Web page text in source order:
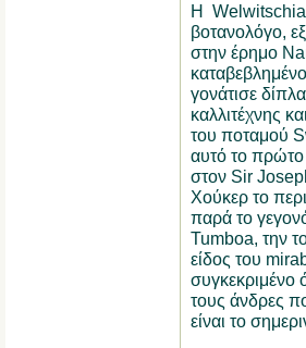
Η Welwitschia
βοτανολόγο,
στην έρημο
γονάτισε
καλλιτέχνης
του ποταμού
αυτό το πρώτο
στον Sir
Χούκερ το
παρά το
Tumboa, την
είδος του
συγκεκριμένο
τους άνδρες
είναι το